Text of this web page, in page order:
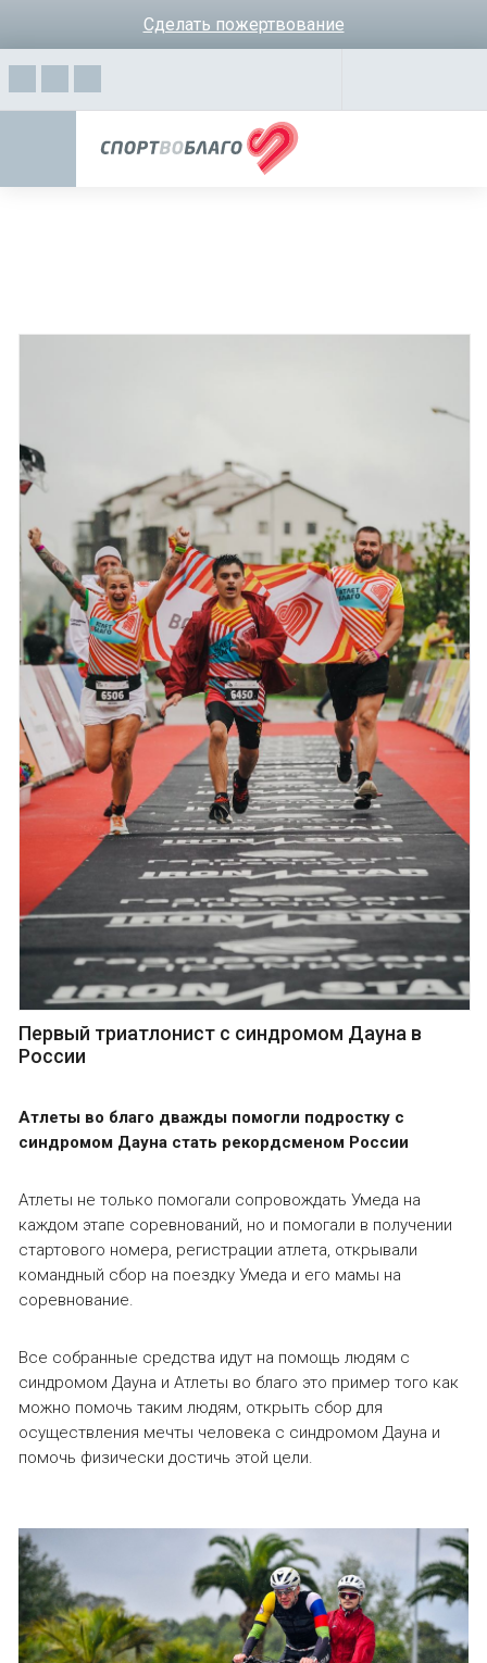
Сделать пожертвование
Первый триатлонист с синдромом Дауна в
России
Атлеты во благо дважды помогли подростку с
синдромом Дауна стать рекордсменом России
Атлеты не только помогали сопровождать Умеда на
каждом этапе соревнований, но и помогали в получении
стартового номера, регистрации атлета, открывали
командный сбор на поездку Умеда и его мамы на
соревнование.
Все собранные средства идут на помощь людям с
синдромом Дауна и Атлеты во благо это пример того как
можно помочь таким людям, открыть сбор для
осуществления мечты человека с синдромом Дауна и
помочь физически достичь этой цели.